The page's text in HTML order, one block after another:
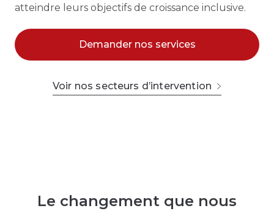
atteindre leurs objectifs de croissance inclusive.
Demander nos services
Voir nos secteurs d’intervention
Le changement que nous